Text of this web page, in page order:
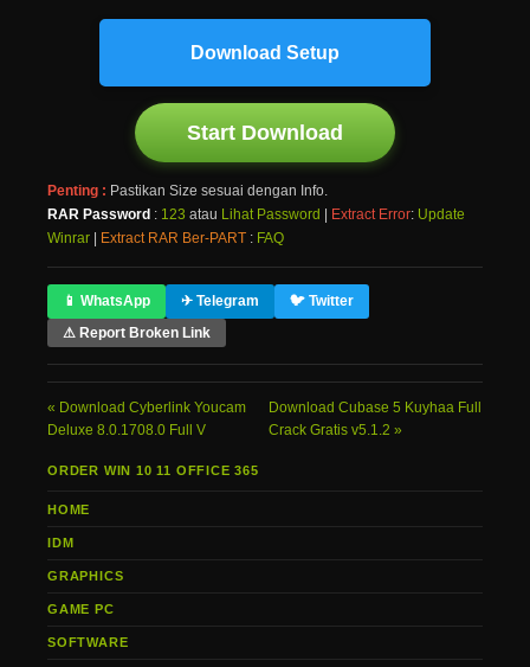
Download Setup
Start Download
Penting : Pastikan Size sesuai dengan Info.
RAR Password : 123 atau Lihat Password Extract Error: Update
Winrar
Extract RAR Ber-PART : FAQ
📱 WhatsApp ✈ Telegram
🐦 Twitter
⚠ Report Broken Link
Download Cyberlink Youcam
Deluxe 8.0.1708.0 Full V
Download Cubase 5 Kuyhaa Full
Crack Gratis v5.1.2
ORDER WIN 10 11 OFFICE 365
HOME
IDM
GRAPHICS
GAME PC
SOFTWARE